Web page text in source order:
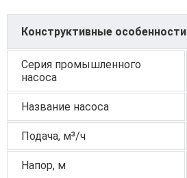
Конструктивные особенности
Серия промышленного
насоса
Название насоса
Подача, м³/ч
Напор, м